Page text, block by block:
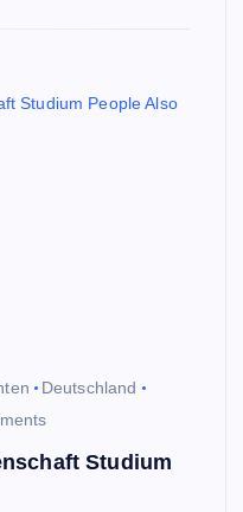
Deutschland
Studium